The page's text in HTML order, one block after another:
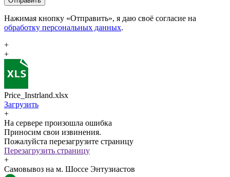
Нажимая кнопку «Отправить», я даю своё согласие на
обработку персональных данных.
+
+
Price_Instrland.xlsx
Загрузить
+
На сервере произошла ошибка
Приносим свои извинения.
Пожалуйста перезагрузите страницу
Перезагрузить страницу
+
Самовывоз на м. Шоссе Энтузиастов